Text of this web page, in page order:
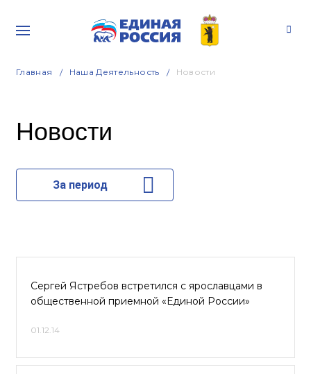
Главная Наша Деятельность Новости
Новости
За период
Сергей Ястребов встретился с ярославцами в
общественной приемной «Единой России»
01.12.14